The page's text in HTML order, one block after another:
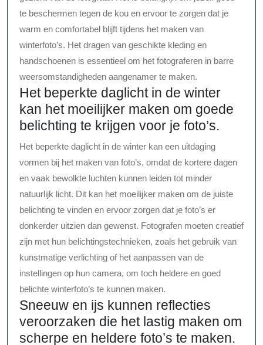
te beschermen tegen de kou en ervoor te zorgen dat je
warm en comfortabel blijft tijdens het maken van
winterfoto’s. Het dragen van geschikte kleding en
handschoenen is essentieel om het fotograferen in barre
weersomstandigheden aangenamer te maken.
Het beperkte daglicht in de winter
kan het moeilijker maken om goede
belichting te krijgen voor je foto’s.
Het beperkte daglicht in de winter kan een uitdaging
vormen bij het maken van foto’s, omdat de kortere dagen
en vaak bewolkte luchten kunnen leiden tot minder
natuurlijk licht. Dit kan het moeilijker maken om de juiste
belichting te vinden en ervoor zorgen dat je foto’s er
donkerder uitzien dan gewenst. Fotografen moeten creatief
zijn met hun belichtingstechnieken, zoals het gebruik van
kunstmatige verlichting of het aanpassen van de
instellingen op hun camera, om toch heldere en goed
belichte winterfoto’s te kunnen maken.
Sneeuw en ijs kunnen reflecties
veroorzaken die het lastig maken om
scherpe en heldere foto’s te maken.